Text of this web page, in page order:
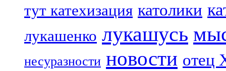
тут катехизация католики
лукашенко лукашусь
несуразности новости отец